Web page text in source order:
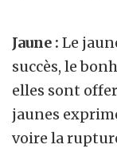
Jaune : Le
succès, le
elles sont
jaunes
voire la